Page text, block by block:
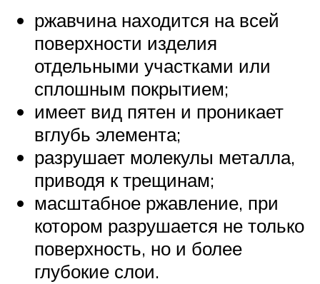
ржавчина находится на всей
поверхности изделия
отдельными участками или
сплошным покрытием;
имеет вид пятен и проникает
вглубь элемента;
разрушает молекулы металла,
приводя к трещинам;
масштабное ржавление, при
котором разрушается не только
поверхность, но и более
глубокие слои.